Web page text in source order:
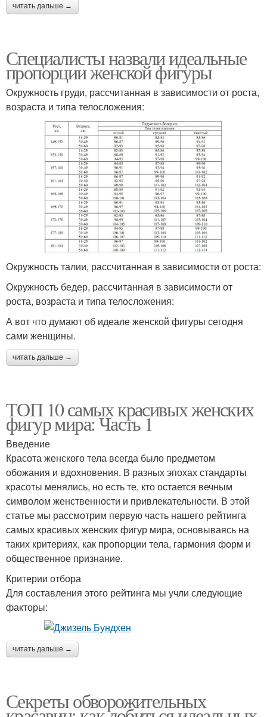
читать дальше →
Специалисты назвали идеальные
пропорции женской фигуры
Окружность груди, рассчитанная в зависимости от роста,
возраста и типа телосложения:
Окружность талии, рассчитанная в зависимости от роста:
Окружность бедер, рассчитанная в зависимости от
роста, возраста и типа телосложения:
А вот что думают об идеале женской фигуры сегодня
сами женщины.
читать дальше →
ТОП 10 самых красивых женских
фигур мира: Часть 1
Введение
Красота женского тела всегда было предметом
обожания и вдохновения. В разных эпохах стандарты
красоты менялись, но есть те, кто остается вечным
символом женственности и привлекательности. В этой
статье мы рассмотрим первую часть нашего рейтинга
самых красивых женских фигур мира, основываясь на
таких критериях, как пропорции тела, гармония форм и
общественное признание.
Критерии отбора
Для составления этого рейтинга мы учли следующие
факторы:
читать дальше →
Секреты обворожительных